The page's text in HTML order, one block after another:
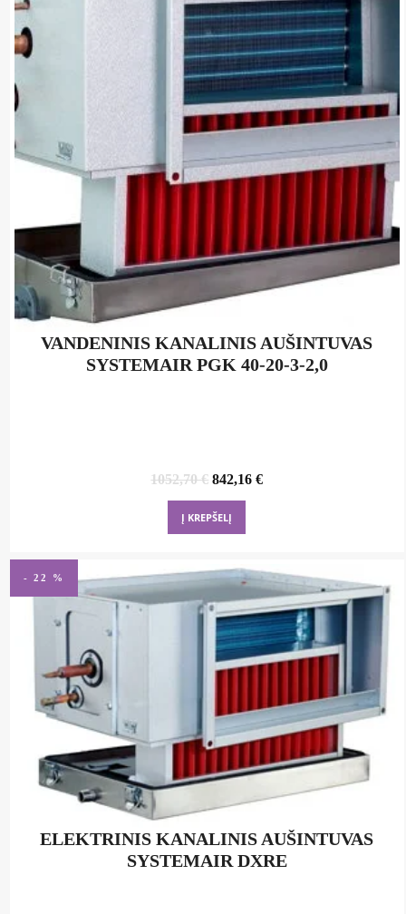
VANDENINIS KANALINIS AUŠINTUVAS
SYSTEMAIR PGK 40-20-3-2,0
1052,70€ Original
1052,70 €.
842,16€Current
Į KREPŠELĮ
- 22 %
ELEKTRINIS KANALINIS AUŠINTUVAS
SYSTEMAIR DXRE